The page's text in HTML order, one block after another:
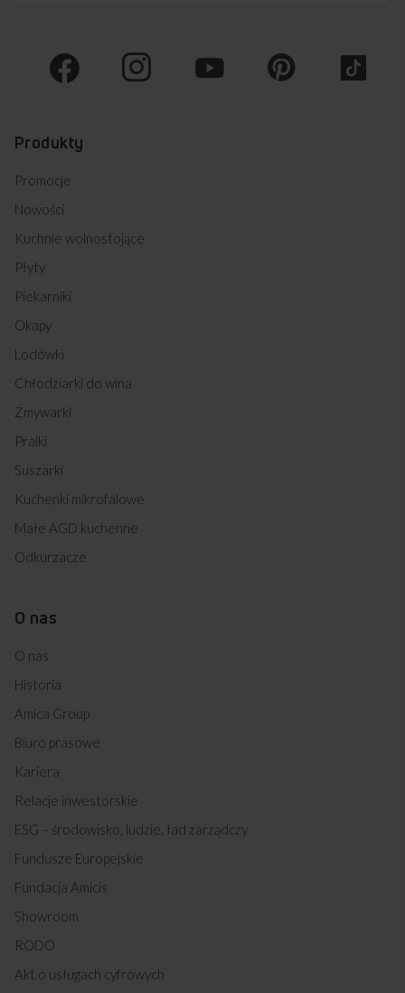
Produkty
Promocje
Nowości
Kuchnie wolnostojące
Płyty
Piekarniki
Okapy
Lodówki
Chłodziarki do wina
Zmywarki
Pralki
Suszarki
Kuchenki mikrofalowe
Małe AGD kuchenne
Odkurzacze
O nas
O nas
Historia
Amica Group
Biuro prasowe
Kariera
Relacje inwestorskie
ESG – środowisko, ludzie, ład zarządczy
Fundusze Europejskie
Fundacja Amicis
Showroom
RODO
Akt o usługach cyfrowych